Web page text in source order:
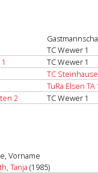
TC Wewer 1
TC Wewer 1
TC
TuRa Elsen TA
2 TC Wewer 1
Vorname
Tanja (1985)